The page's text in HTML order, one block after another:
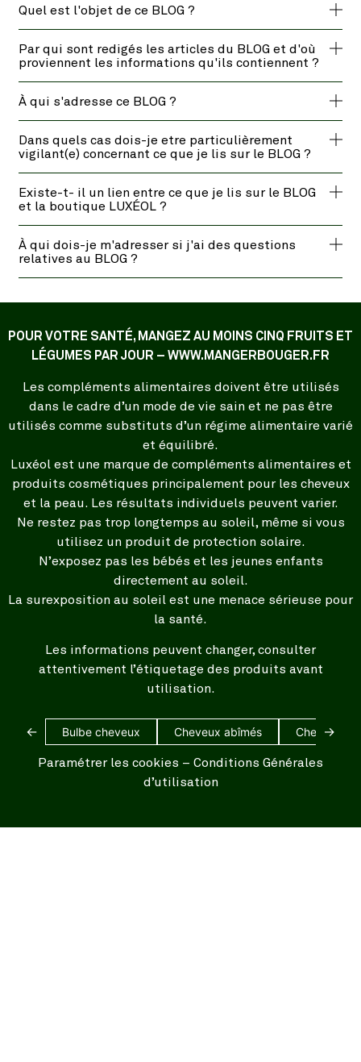
Quel est l'objet de ce BLOG ?
Par qui sont redigés les articles du BLOG et d'où
proviennent les informations qu'ils contiennent ?
À qui s'adresse ce BLOG ?
Dans quels cas dois-je etre particulièrement
vigilant(e) concernant ce que je lis sur le BLOG ?
Existe-t- il un lien entre ce que je lis sur le BLOG
et la boutique LUXÉOL ?
À qui dois-je m'adresser si j'ai des questions
relatives au BLOG ?
POUR VOTRE SANTÉ, MANGEZ AU MOINS CINQ FRUITS ET
LÉGUMES PAR JOUR – WWW.MANGERBOUGER.FR
Les compléments alimentaires doivent être utilisés
dans le cadre d’un mode de vie sain et ne pas être
utilisés comme substituts d’un régime alimentaire varié
et équilibré.
Luxéol est une marque de compléments alimentaires et
produits cosmétiques principalement pour les cheveux
et la peau. Les résultats individuels peuvent varier.
Ne restez pas trop longtemps au soleil, même si vous
utilisez un produit de protection solaire.
N’exposez pas les bébés et les jeunes enfants
directement au soleil.
La surexposition au soleil est une menace sérieuse pour
la santé.
Les informations peuvent changer, consulter
attentivement l’étiquetage des produits avant
utilisation.
← Bulbe cheveux Cheveux abîmés Cheveux
→
Paramétrer les cookies – Conditions Générales
d’utilisation